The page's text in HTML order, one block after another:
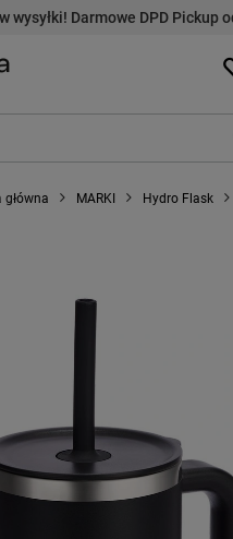
wysyłki! Darmowe DPD Pickup
główna MARKI Hydro Flask